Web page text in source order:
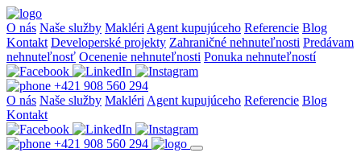
O nás Naše služby Makléri Agent kupujúceho Referencie Blog
Kontakt Developerské projekty Zahraničné nehnuteľnosti Predávam
nehnuteľnosť Ocenenie nehnuteľnosti Ponuka nehnuteľností
+421 908 560 294
O nás Naše služby Makléri Agent kupujúceho Referencie Blog
Kontakt
+421 908 560 294